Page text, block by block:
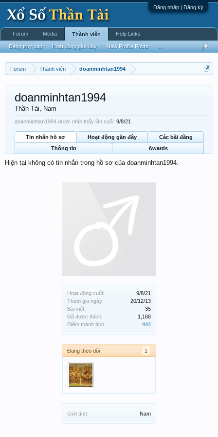
Đăng nhập | Đăng ký
Forum Thành viên doanminhtan1994
Hoạt động cuối:
9/8/21
Tham gia ngày:
20/12/13
Bài viết:
35
Đã được thích:
1,168
Điểm thành tích:
444
Đang theo dõi 1
Giới tính: Nam
doanminhtan1994
Thần Tài, Nam
doanminhtan1994 được nhìn thấy lần cuối: 9/8/21
Tin nhắn hồ sơ Hoạt động gần đây
Các bài đăng
Thông tin
Awards
Hiện tại không có tin nhắn trong hồ sơ của doanminhtan1994.
Forum Media Thành viên
Đang truy cập Hoạt động gần đây New Profile Posts
Help Links